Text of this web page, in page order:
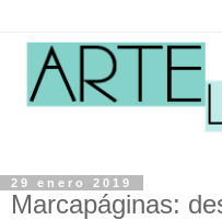
29 enero 2019
Marcapáginas: